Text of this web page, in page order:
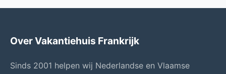
Over Vakantiehuis Frankrijk
Sinds 2001 helpen wij Nederlandse en Vlaamse